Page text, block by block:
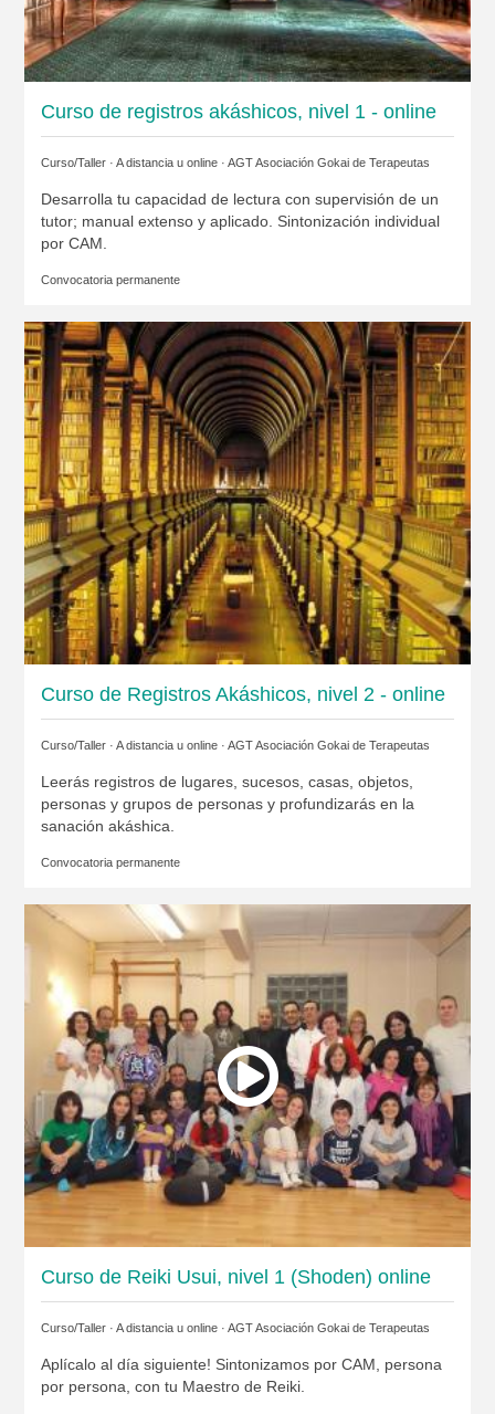
Curso de registros akáshicos, nivel 1 - online
Curso/Taller · A distancia u online · AGT Asociación Gokai de Terapeutas
Desarrolla tu capacidad de lectura con supervisión de un
tutor; manual extenso y aplicado. Sintonización individual
por CAM.
Convocatoria permanente
Curso de Registros Akáshicos, nivel 2 - online
Curso/Taller · A distancia u online · AGT Asociación Gokai de Terapeutas
Leerás registros de lugares, sucesos, casas, objetos,
personas y grupos de personas y profundizarás en la
sanación akáshica.
Convocatoria permanente
Curso de Reiki Usui, nivel 1 (Shoden) online
Curso/Taller · A distancia u online · AGT Asociación Gokai de Terapeutas
Aplícalo al día siguiente! Sintonizamos por CAM, persona
por persona, con tu Maestro de Reiki.